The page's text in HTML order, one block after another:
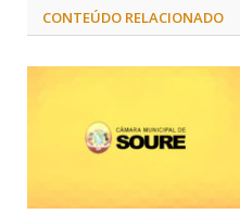
CONTEÚDO RELACIONADO